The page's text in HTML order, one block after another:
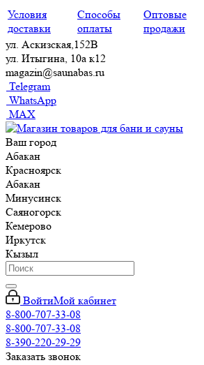
Условия
доставки
Способы
оплаты
Оптовые
продажи
ул. Аскизская,152В
ул. Итыгина, 10а к12
magazin@saunabas.ru
Telegram
WhatsApp
MAX
Ваш город
Абакан
Красноярск
Абакан
Минусинск
Саяногорск
Кемерово
Иркутск
Кызыл
ВойтиМой кабинет
8-800-707-33-08
8-800-707-33-08
8-390-220-29-29
Заказать звонок